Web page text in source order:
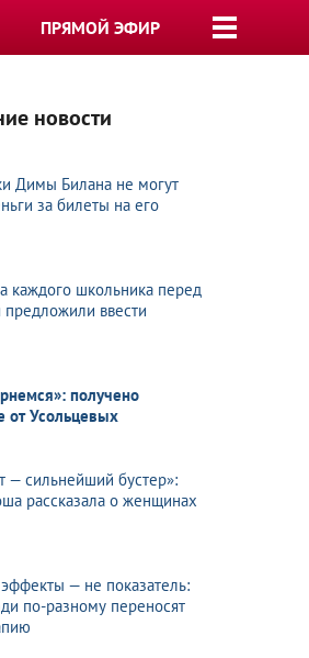
ПРЯМОЙ ЭФИР
новости
Димы Билана не могут
за билеты на его
каждого школьника перед
предложили ввести
получено
от Усольцевых
— сильнейший бустер»:
рассказала о женщинах
— не показатель:
по-разному переносят